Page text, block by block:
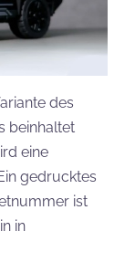
des
beinhaltet
eine
gedrucktes
ist
in